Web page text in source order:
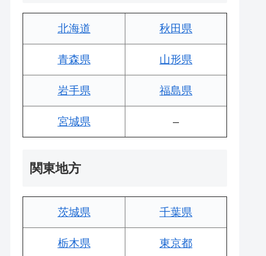
北海道 秋田県
青森県 山形県
岩手県 福島県
宮城県 –
関東地方
茨城県 千葉県
栃木県 東京都